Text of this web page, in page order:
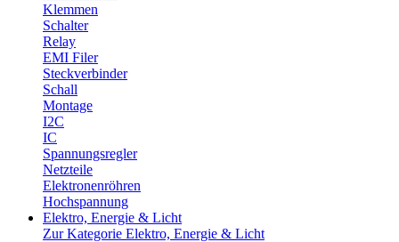
Klemmen
Schalter
Relay
EMI Filer
Steckverbinder
Schall
Montage
I2C
IC
Spannungsregler
Netzteile
Elektronenröhren
Hochspannung
Elektro, Energie & Licht
Zur Kategorie Elektro, Energie & Licht